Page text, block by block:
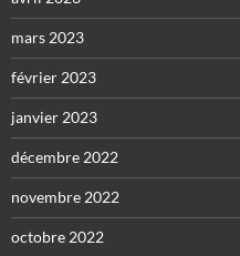
mars 2023
février 2023
janvier 2023
décembre 2022
novembre 2022
octobre 2022